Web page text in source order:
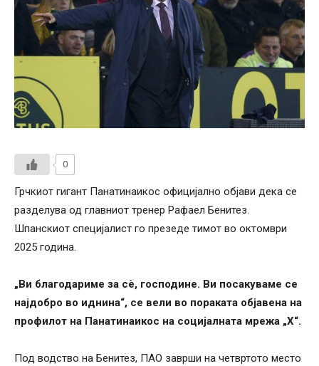
0
Грчкиот гигант Панатинаикос официјално објави дека се
разделува од главниот тренер Рафаел Бенитез.
Шпанскиот специјалист го презеде тимот во октомври
2025 година.
„Ви благодариме за сè, господине. Ви посакуваме се
најдобро во иднина“, се вели во пораката објавена на
профилот на Панатинаикос на социјалната мрежа „X“.
Под водство на Бенитез, ПАО заврши на четвртото место